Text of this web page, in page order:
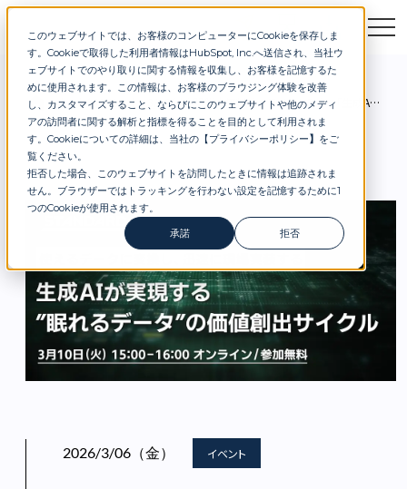
このウェブサイトでは、お客様のコンピューターにCookieを保存しま
す。Cookieで取得した利用者情報はHubSpot, Inc.へ送信され、当社ウ
ェブサイトでのやり取りに関する情報を収集し、お客様を記憶するた
めに使用されます。この情報は、お客様のブラウジング体験を改善
し、カスタマイズすること、ならびにこのウェブサイトや他のメディ
アの訪問者に関する解析と指標を得ることを目的として利用されま
す。Cookieについての詳細は、当社の【プライバシーポリシー】 をご
覧ください。
拒否した場合、このウェブサイトを訪問したときに情報は追跡されま
せん。ブラウザーではトラッキングを行わない設定を記憶するために1
つのCookieが使用されます。
承諾
拒否
お問合せ セミナー 資料DL
お知らせ 3/10（火）開催｜無料オンラインセミナー「生成AIで社内の“眠れるデータ”を“使えるナレッジ資産”へ変換して 現場に実装するための具体プロセスと成功の勘所を解説」
2026/3/06（金） イベント